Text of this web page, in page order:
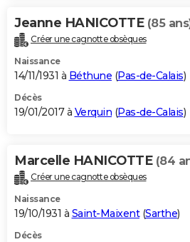
Jeanne HANICOTTE (85
Créer une cagnotte obsèques
Naissance
14/11/1931 à Béthune (Pas-de-Calais)
Décès
19/01/2017 à Verquin (Pas-de-Calais)
Marcelle HANICOTTE (84
Créer une cagnotte obsèques
Naissance
19/10/1931 à Saint-Maixent(Sarthe)
Décès